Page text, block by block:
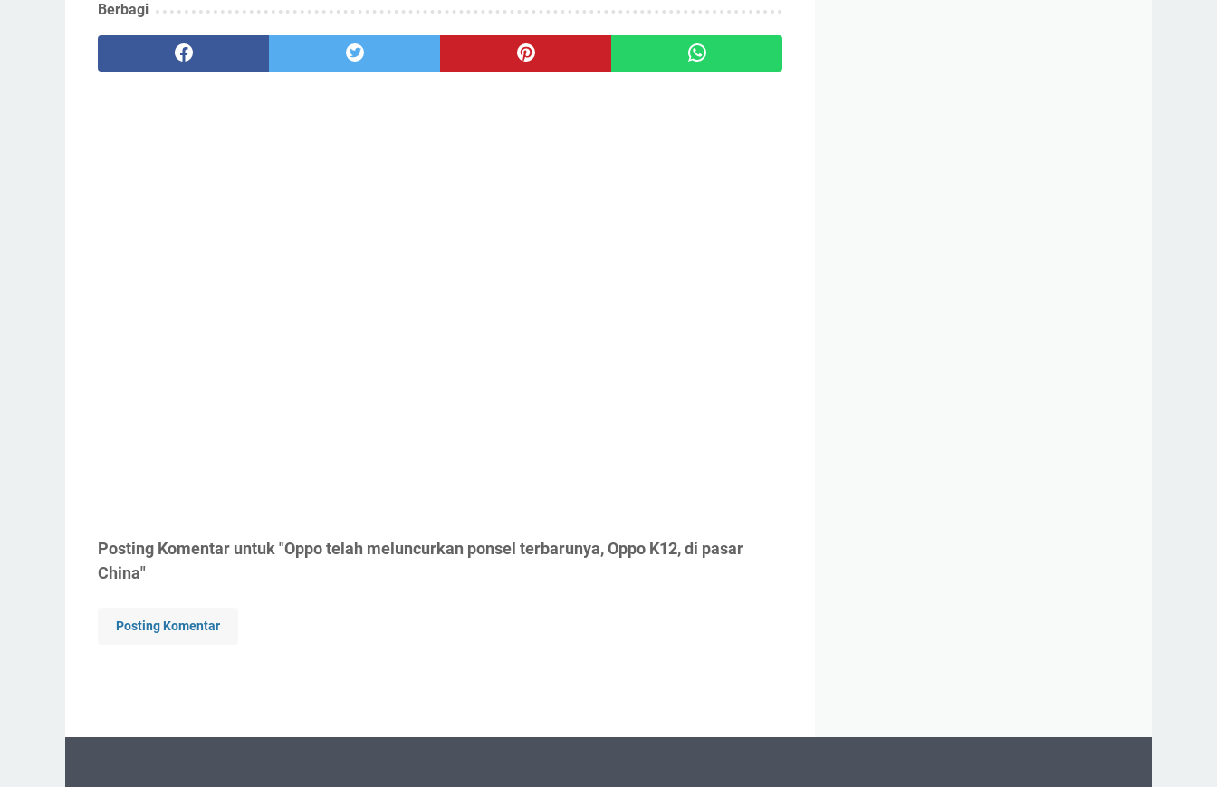
Berbagi
Posting Komentar untuk "Oppo telah meluncurkan ponsel terbarunya, Oppo K12, di pasar
China"
Posting Komentar